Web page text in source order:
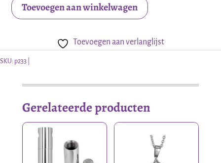
Alchemy
Cult
aantal
Toevoegen aan winkelwagen
Toevoegen aan verlanglijst
SKU: p233
Gerelateerde producten